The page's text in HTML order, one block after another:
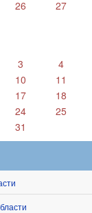
26
27
3
4
10
11
17
18
24
25
31